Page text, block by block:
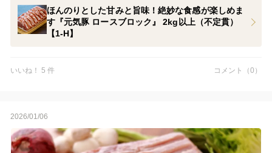
いいただけるロース肉。
元気豚のロース肉は、ほんのりとした甘みと旨味があってクセが
う。脂身が苦手なお客様からも『元気豚の脂身は美味しく食べら
たします。
ほんのりとした甘みと旨味！絶妙な食感が楽しめま
す『元気豚 ロースブロック』 2kg以上（不定貫）
【1-H】
いいね！ 5 件 コメント（0）
2026/01/06